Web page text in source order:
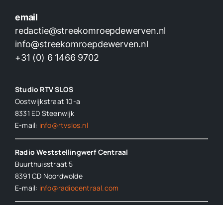
email
redactie@streekomroepdewerven.nl
info@streekomroepdewerven.nl
+31 (0) 6 1466 9702
Studio RTV SLOS
Oostwijkstraat 10-a
8331 ED Steenwijk
E-mail: info@rtvslos.nl
Radio Weststellingwerf Centraal
Buurthuisstraat 5
8391 CD Noordwolde
E-mail: info@radiocentraal.com